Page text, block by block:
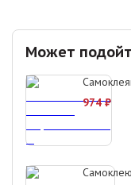
Может
974 ₽